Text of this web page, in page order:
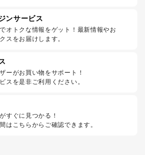
ンサービス
オトクな情報をゲット！最新情報やお
スをお届けします。
ーがお買い物をサポート！
スを是非ご利用ください。
すぐに見つかる！
はこちらからご確認できます。